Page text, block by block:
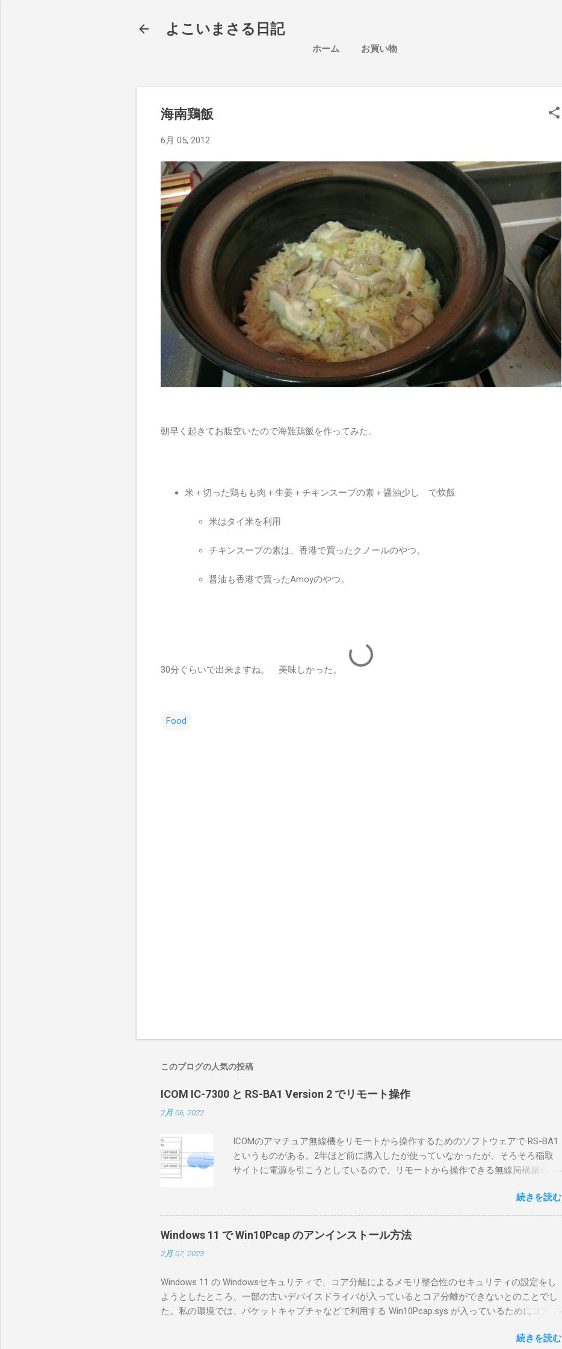
よこいまさる日記
ホーム お買い物
海南鶏飯
6月 05, 2012
朝早く起きてお腹空いたので海難鶏飯を作ってみた。
米＋切った鶏もも肉＋生姜＋チキンスープの素＋醤油少し で炊飯
米はタイ米を利用
チキンスープの素は、香港で買ったクノールのやつ。
醤油も香港で買ったAmoyのやつ。
30分ぐらいで出来ますね。 美味しかった。
Food
このブログの人気の投稿
ICOM IC-7300 と RS-BA1 Version 2 でリモート操作
2月 06, 2022
ICOMのアマチュア無線機をリモートから操作するためのソフトウェアで RS-BA1
というものがある。2年ほど前に購入したが使っていなかったが、そろそろ稲取
サイトに電源を引こうとしているので、リモートから操作できる無線局構築のた
ろうと思ったのだが、ちっともそんなに簡単につながらなかった。ということ
で、ハマリポイントを明示しながら、私なりの解説を書いてみる。 基本的な構成
RS-BA1を使う場合は、下記のこれらものが必要である ICOMの無線機。 今回は私
が持っているIC-7300を使う。 無線機側(サーバ側) のWindows PC。 今回はちょ
が少ないかなと思って。 操作側 (クライアント側) の Windows PC。 今回は手元
にあるマウスコンピュータのWindows 11が入ったPC 操作側で音声を使った交信
を行うならば、相応なマイクなど。 そして、リモート操作を行うソフトウェアで
私の理解した無線機からサーバPC、クライアントPCまでの流れはこの様になっ
続きを読む
Windows 11 で Win10Pcap のアンインストール方法
2月 07, 2023
Windows 11 の Windowsセキュリティで、コア分離によるメモリ整合性のセキュリティの設定をし
ようとしたところ、一部の古いデバイスドライバが入っているとコア分離ができないとのことでし
た。私の環境では、パケットキャプチャなどで利用する Win10Pcap.sys が入っているためにコア分
ンストールできなかったので、どのように実行すればよいのか調べながら実施しました。結論とし
続きを読む